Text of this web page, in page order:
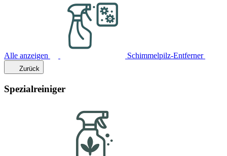
Alle anzeigen Schimmelpilz-Entferner
Zurück
Spezialreiniger